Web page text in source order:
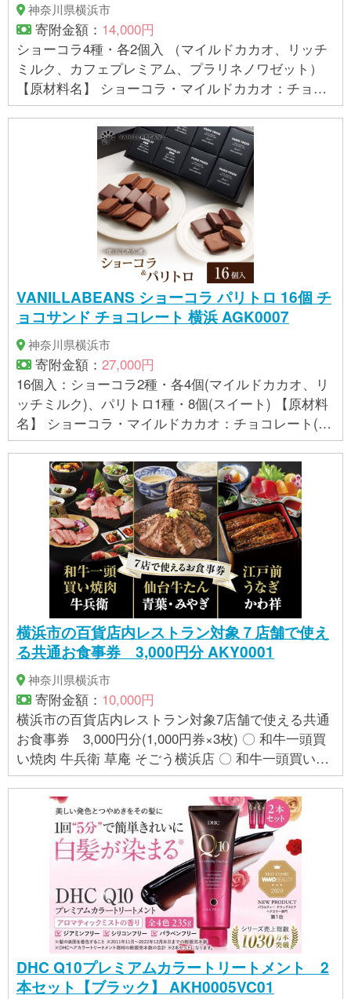
神奈川県横浜市
寄附金額： 14,000円
ショーコラ4種・各2個入 （マイルドカカオ、リッチ
ミルク、カフェプレミアム、プラリネノワゼット）
【原材料名】 ショーコラ・マイルドカカオ：チョコ
レート(カカオマス、砂糖、カカオバター)(ベルギー
製造)、小麦粉、クリーム、バター、砂糖、転化糖、
カカオバター、ココアパウダー、卵、洋酒／乳化
剤、香料、(一部に乳成分・小麦・卵・大豆を含む)
ショーコラ・リッチミルク：チョコレート(砂糖、カ
カオマス、カカオバター、全粉乳)(ベルギー製造)、
小麦粉、バター、クリーム、砂糖、カカオバター、
ココアパウダー、卵、転化糖／乳化剤、香料、(一部
に乳成分・小麦・卵・大豆を含む) ショーコラ・カフ
ェプレミアム：チョコレート（砂糖、カカオマス、
カカオバター、全粉乳)(ベルギー製造)、小麦粉、ク
リーム、バター、砂糖、カカオバター、ココアパウ
ダー、卵、転化糖、コーヒー／乳化剤、香料、(一部
に乳成分・小麦・卵・大豆を含む) ショーコラ・プラ
リネノワゼット：チョコレート（砂糖、カカオマ
ス、カカオバター、全粉乳)(ベルギー製造)、小麦
粉、バター、クリーム、砂糖、ヘーゼルナッツペー
スト、カカオバター、ココアパウダー、卵、転化糖
／乳化剤、ソルビトール、香料、(一部に乳成分・小
麦・卵・大豆を含む) 【賞味期限】 発送日から約10
日程度 保存方法：直射日光、高温多湿を避け、25℃
以下の涼しいところで保存して下さい。※夏場は要冷
に関しては各事業者の指定に基づき掲載しており、
一切の内容を保証するものではございません。 ※ご不
明の点がございましたら事業者まで直接お問い合わ
せ下さい。
VANILLABEANS ショーコラ パリトロ 16個 チ
ョコサンド チョコレート 横浜 AGK0007
神奈川県横浜市
寄附金額： 27,000円
16個入：ショーコラ2種・各4個(マイルドカカオ、リ
ッチミルク)、パリトロ1種・8個(スイート) 【原材料
名】 ショーコラ・マイルドカカオ：チョコレート(カ
カオマス、砂糖、カカオバター)(ベルギー製造)、小
麦粉、クリーム、バター、砂糖、転化糖、カカオバ
ター、ココアパウダー、卵、洋酒／乳化剤、香料、
(一部に乳成分・小麦・卵・大豆を含む) ショーコ
ラ・リッチミルク：チョコレート(砂糖、カカオマ
ス、カカオバター、全粉乳)(ベルギー製造)、小麦
粉、バター、クリーム、砂糖、カカオバター、ココ
アパウダー、卵、転化糖／乳化剤、香料、(一部に乳
成分・小麦・卵・大豆を含む) パリトロ・スイート：
チョコレート(カカオマス、砂糖、カカオバター、コ
コアパウダー)(ベルギー製造)、クリーム、砂糖、卵
白、バター、卵黄、ココアパウダー、転化糖、カカ
オバター、小麦粉、洋酒、水あめ、食塩／乳化剤、
環状オリゴ糖、香料、(一部に乳成分・小麦・卵・大
豆を含む) 【賞味期限】 発送日から約10日程度 保存
方法：直射日光、高温多湿を避け、25℃以下の涼し
いところで保存して下さい。※夏場は要冷蔵※ 【アレ
ルギー】 小麦、卵、乳、大豆 ※ 表示内容に関しては
各事業者の指定に基づき掲載しており、一切の内容
を保証するものではございません。 ※ご不明の点がご
ざいましたら事業者まで直接お問い合わせ下さい。
横浜市の百貨店内レストラン対象７店舗で使え
る共通お食事券 3,000円分 AKY0001
神奈川県横浜市
寄附金額： 10,000円
横浜市の百貨店内レストラン対象7店舗で使える共通
お食事券 3,000円分(1,000円券×3枚) 〇 和牛一頭買
い焼肉 牛兵衛 草庵 そごう横浜店 〇 和牛一頭買い焼
肉 牛兵衛 草庵 京急上大岡店 〇 仙台牛たん 青葉 横
浜高島屋店 〇 仙台牛たん 青葉 東急百貨店たまプラ
ーザ店 ○ 仙台牛たん 青葉 京急上大岡店 〇 仙台牛た
ん みやぎ そごう横浜店 〇 江戸前うなぎ かわ祥 京急
上大岡店 【有効期限】 １年間 【アレルギー】 アレ
ルギーについては、ご来店の際に、各店舗でご確認
ください。 ※ 表示内容に関しては各事業者の指定に
基づき掲載しており、一切の内容を保証するもので
はございません。 ※ご不明の点がございましたら事業
者まで直接お問い合わせ下さい。
DHC Q10プレミアムカラートリートメント 2
本セット【ブラック】 AKH0005VC01